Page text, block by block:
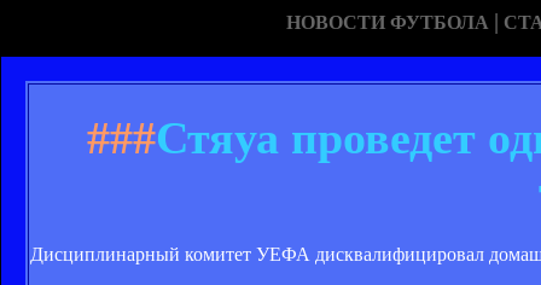
НОВОСТИ ФУТБОЛА |
###Стяуа проведет
Дисциплинарный комитет УЕФА дисквалифицировал